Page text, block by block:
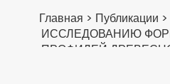
Главная > Публикации >
ИССЛЕДОВАНИЮ
ПРОФИЛЕЙ